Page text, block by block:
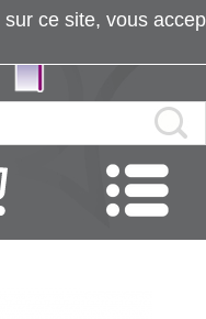
ce site, vous